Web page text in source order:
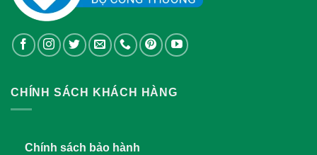
CHÍNH SÁCH KHÁCH HÀNG
Chính sách bảo hành